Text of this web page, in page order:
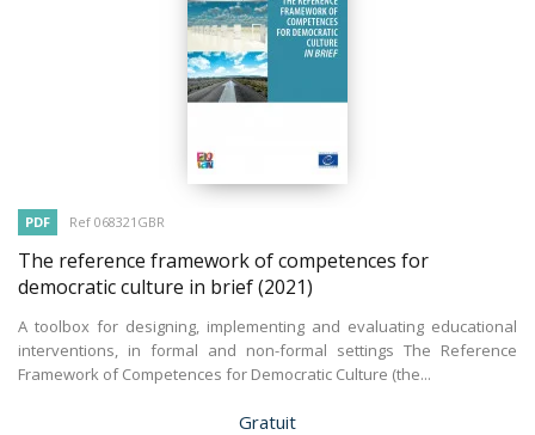
PDF Ref 068321GBR
The reference framework of competences for
democratic culture in brief(2021)
A toolbox for designing, implementing and evaluating educational
interventions, in formal and non-formal settings The Reference
Framework of Competences for Democratic Culture (the...
Prix
Gratuit